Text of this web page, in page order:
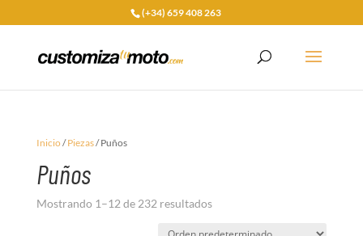
(+34) 659 408 263
Inicio/Piezas/ Puños
Puños
Mostrando 1–12 de 232 resultados